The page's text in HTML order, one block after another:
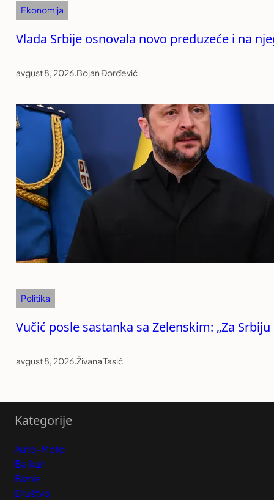
Ekonomija
Vlada Srbije osnovala novo preduzeće i na
avgust 8, 2026.Bojan Đorđević
Politika
Vučić posle sastanka sa Zelenskim: „Za
avgust 8, 2026.Živana Tasić
Kategorije
Auto-Moto
Balkan
Biznis
Društvo